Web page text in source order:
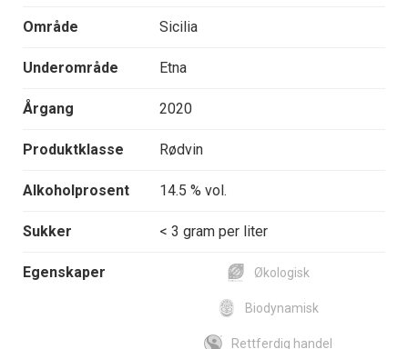
Område Sicilia
Underområde Etna
Årgang 2020
Produktklasse Rødvin
Alkoholprosent 14.5 % vol.
Sukker < 3 gram per liter
Egenskaper Økologisk
Biodynamisk
Rettferdig handel